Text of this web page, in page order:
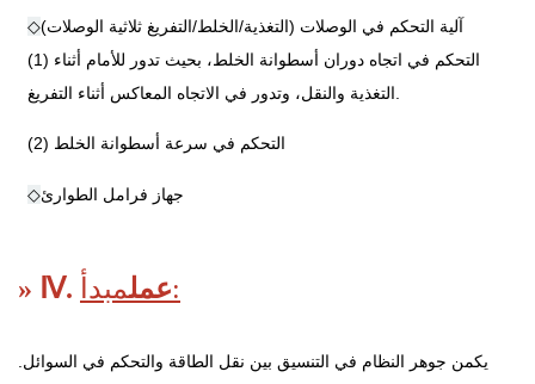
◇آلية التحكم في الوصلات (التغذية/الخلط/التفريغ ثلاثية الوصلات)
(1) التحكم في اتجاه دوران أسطوانة الخلط، بحيث تدور للأمام أثناء
(2) التحكم في سرعة أسطوانة الخلط
◇جهاز فرامل الطوارئ
» Ⅳ. عملمبدأ:
يكمن جوهر النظام في التنسيق بين نقل الطاقة والتحكم في السوائل.